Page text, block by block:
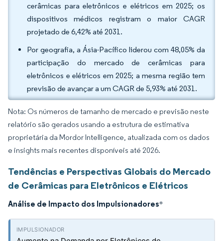
cerâmicas para eletrônicos e elétricos em 2025; os
dispositivos médicos registram o maior CAGR
projetado de 6,42% até 2031.
Por geografia, a Ásia-Pacífico liderou com 48,05% da
participação do mercado de cerâmicas para
eletrônicos e elétricos em 2025; a mesma região tem
previsão de avançar a um CAGR de 5,93% até 2031.
Nota: Os números de tamanho de mercado e previsão neste
relatório são gerados usando a estrutura de estimativa
proprietária da Mordor Intelligence, atualizada com os dados
e insights mais recentes disponíveis até 2026.
Tendências e Perspectivas Globais do Mercado
de Cerâmicas para Eletrônicos e Elétricos
Análise de Impacto dos Impulsionadores*